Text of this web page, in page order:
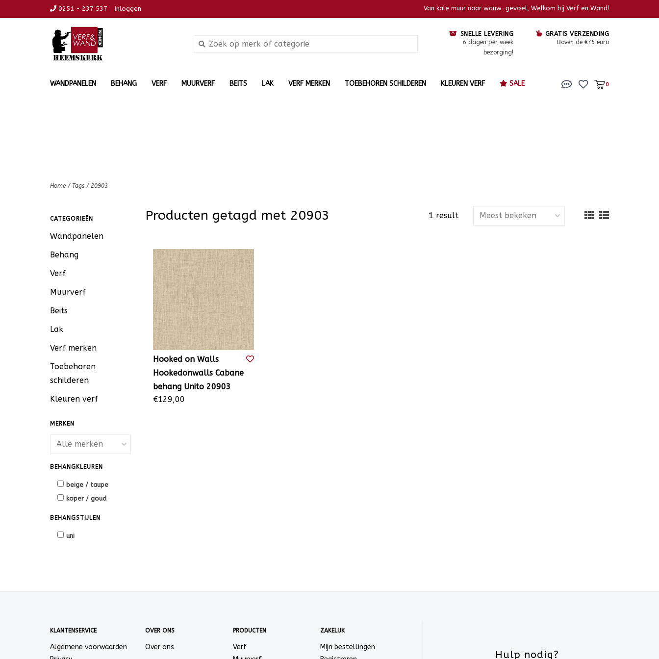
0251 - 237 537 Inloggen Van kale muur naar wauw-gevoel, Welkom bij Verf en Wand!
SNELLE LEVERING
6 dagen per week
bezorging!
GRATIS VERZENDING
Boven de €75 euro
WANDPANELEN BEHANG VERF MUURVERF BEITS LAK VERF MERKEN TOEBEHOREN SCHILDEREN KLEUREN VERF SALE 0
Home / Tags / 20903
CATEGORIEËN
Wandpanelen
Behang
Verf
Muurverf
Beits
Lak
Verf merken
Toebehoren
schilderen
Kleuren verf
MERKEN
BEHANGKLEUREN
beige / taupe
koper / goud
BEHANGSTIJLEN
uni
Producten getagd met 20903 1 result
Hooked on Walls
Hookedonwalls Cabane
behang Unito 20903
€129,00
KLANTENSERVICE
Algemene voorwaarden
OVER ONS
Over ons
PRODUCTEN
Verf
ZAKELIJK
Mijn bestellingen
Hulp nodig?